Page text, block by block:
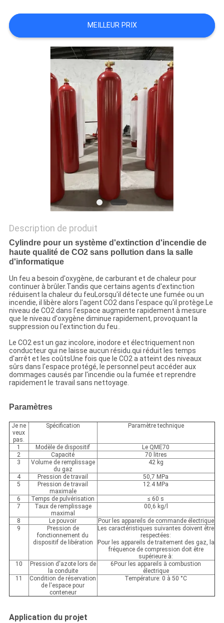
CITATION
MEILLEUR PRIX
Description de produit
Cylindre pour un système d'extinction d'incendie de
haute qualité de CO2 sans pollution dans la salle
d'informatique
Un feu a besoin d'oxygène, de carburant et de chaleur pour
continuer à brûler.Tandis que certains agents d'extinction
réduisent la chaleur du feuLorsqu'il détecte une fumée ou un
incendie, il libère alors l'agent CO2 dans l'espace qu'il protège.Le
niveau de CO2 dans l'espace augmente rapidement à mesure
que le niveau d'oxygène diminue rapidement, provoquant la
suppression ou l'extinction du feu..
Le CO2 est un gaz incolore, inodore et électriquement non
conducteur qui ne laisse aucun résidu.qui réduit les temps
d'arrêt et les coûtsUne fois que le CO2 a atteint des niveaux
sûrs dans l'espace protégé, le personnel peut accéder aux
dommages causés par l'incendie ou la fumée et reprendre
rapidement le travail sans nettoyage.
Paramètres
Je ne
veux
pas.
Spécification Paramètre technique
1 Modèle de dispositif
Le QME70
2
Capacité
70 litres
3
Volume de remplissage
du gaz
42 kg
4 Pression de travail
50,7 MPa
5
Pression de travail
maximale
12.4 MPa
6 Temps de pulvérisation
≤ 60 s
7
Taux de remplissage
maximal
00,6 kg/l
8 Le pouvoir
Pour les appareils de commande électrique
9
Pression de
fonctionnement du
dispositif de libération
Les caractéristiques suivantes doivent être
respectées:
Pour les appareils de traitement des gaz, la
fréquence de compression doit être
supérieure à:
10
Pression d'azote lors de
la conduite
6Pour les appareils à combustion
électrique
11
Condition de réservation
de l'espace pour
conteneur
Température: 0 à 50 °C
Application du projet